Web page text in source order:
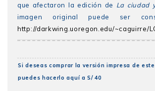
que afectaron la edición de La ciudad
imagen original puede ser
http://darkwing.uoregon.edu/~caguirre/
Si deseas comprar la versión impresa de
puedes hacerlo aquí a S/ 40